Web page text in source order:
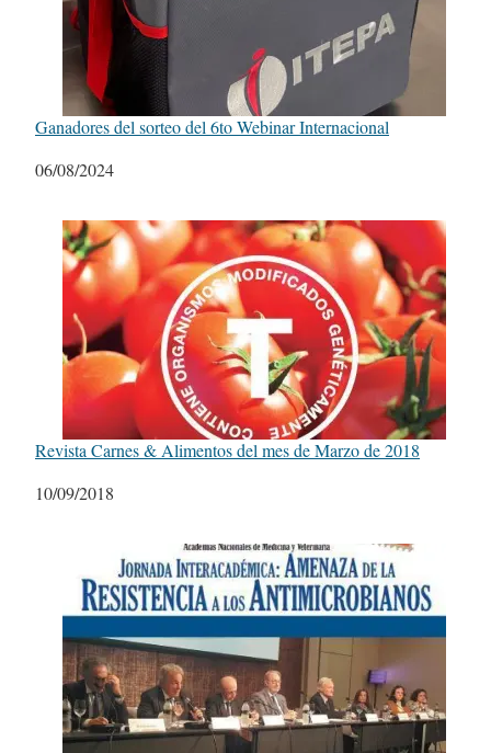
Ganadores del sorteo del 6to Webinar Internacional
Fecha
06/08/2024
Revista Carnes & Alimentos del mes de Marzo de 2018
Fecha
10/09/2018